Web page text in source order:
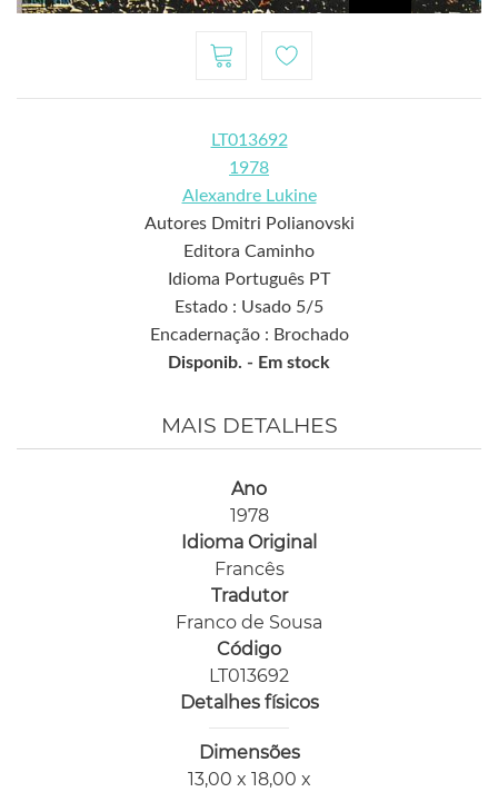
LT013692
1978
Alexandre Lukine
Autores Dmitri Polianovski
Editora Caminho
Idioma Português PT
Estado : Usado 5/5
Encadernação : Brochado
Disponib. - Em stock
MAIS DETALHES
Ano
1978
Idioma Original
Francês
Tradutor
Franco de Sousa
Código
LT013692
Detalhes físicos
Dimensões
13,00 x 18,00 x